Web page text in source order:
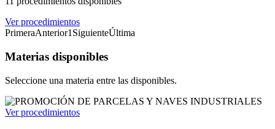
Ver procedimientos
PrimeraAnterior1 SiguienteÚltima
Materias disponibles
Seleccione una materia entre las disponibles.
Ver procedimientos